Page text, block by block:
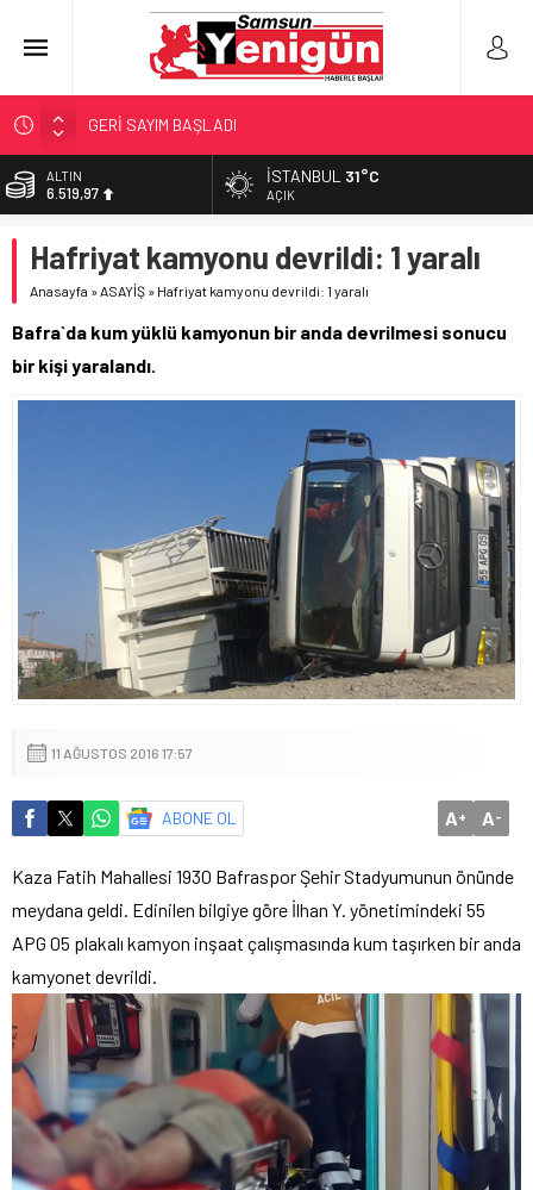
GERİ SAYIM BAŞLADI
SAMSUNSPOR’DA HEDEF 5’İNCİLİK!
‘BAFRA’YA YATIRIM YAPIN!’
YÖNETİCİ SEÇERKEN YAPILAN EN BÜYÜK HATALAR
ALTIN
6.519,97
13.798,82
DOLAR
55,0112
İSTANBUL 31°C
AÇIK
Hafriyat kamyonu devrildi: 1 yaralı
Anasayfa »ASAYİŞ » Hafriyat kamyonu devrildi: 1 yaralı
Bafra`da kum yüklü kamyonun bir anda devrilmesi sonucu
bir kişi yaralandı.
11 AĞUSTOS 2016 17:57
ABONE OL A+ A-
Kaza Fatih Mahallesi 1930 Bafraspor Şehir Stadyumunun önünde
meydana geldi. Edinilen bilgiye göre İlhan Y. yönetimindeki 55
APG 05 plakalı kamyon inşaat çalışmasında kum taşırken bir anda
kamyonet devrildi.